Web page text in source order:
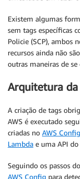
Existem algumas
sem tags específicas
Policie (SCP), ambos
recursos ainda não
outras maneiras de
Arquitetura da
A criação de tags
AWS é executado
criadas no AWS Config
Lambda e uma API
Seguindo os passos
AWS Config para